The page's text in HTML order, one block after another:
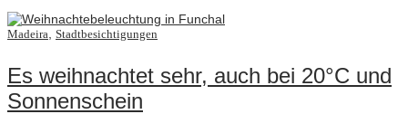
Madeira Stadtbesichtigungen
Es weihnachtet sehr, auch bei 20°C und
Sonnenschein